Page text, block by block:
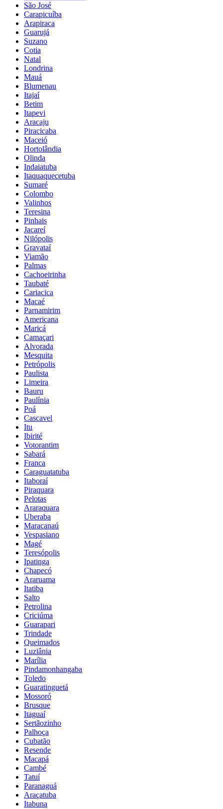
São José
Carapicuíba
Arapiraca
Guarujá
Suzano
Cotia
Natal
Londrina
Mauá
Blumenau
Itajaí
Betim
Itapevi
Aracaju
Piracicaba
Maceió
Hortolândia
Olinda
Indaiatuba
Itaquaquecetuba
Sumaré
Colombo
Valinhos
Teresina
Pinhais
Jacareí
Nilópolis
Gravataí
Viamão
Palmas
Cachoeirinha
Taubaté
Cariacica
Macaé
Parnamirim
Americana
Maricá
Camaçari
Alvorada
Mesquita
Petrópolis
Paulista
Limeira
Bauru
Paulínia
Poá
Cascavel
Itu
Ibirité
Votorantim
Sabará
Franca
Caraguatatuba
Itaboraí
Piraquara
Pelotas
Araraquara
Uberaba
Maracanaú
Vespasiano
Magé
Teresópolis
Ipatinga
Chapecó
Araruama
Itatiba
Salto
Petrolina
Criciúma
Guarapari
Trindade
Queimados
Luziânia
Marília
Pindamonhangaba
Toledo
Guaratinguetá
Mossoró
Brusque
Itaguaí
Sertãozinho
Palhoça
Cubatão
Resende
Macapá
Cambé
Tatuí
Paranaguá
Araçatuba
Itabuna